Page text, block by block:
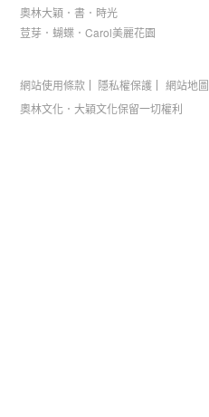
奧林大穎．書．時光
荳芽．蝴蝶．Carol美麗花園
奧林文化．大穎文化保留一切權利
網站使用條款 隱私權保護 網站地圖